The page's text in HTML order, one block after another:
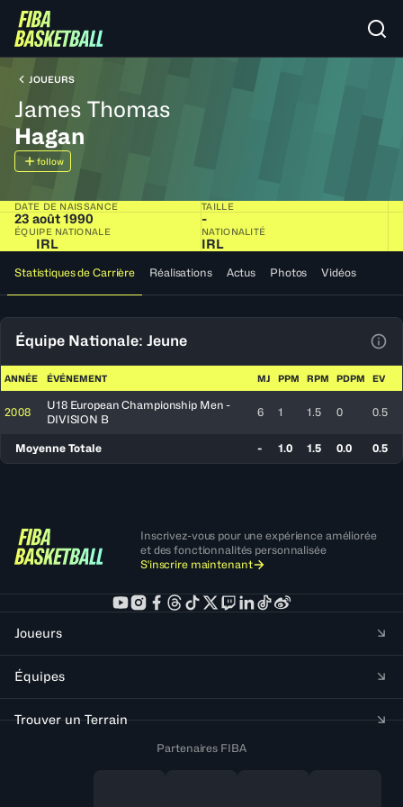
JOUEURS
James Thomas
Hagan
follow
DATE DE NAISSANCE
23 août 1990
TAILLE
-
ÉQUIPE NATIONALE
IRL
NATIONALITÉ
IRL
Statistiques de Carrière Réalisations Actus Photos Vidéos
Équipe Nationale: Jeune
ANNÉE ÉVÉNEMENT MJ PPM RPM PDPM EV
2008
U18 European Championship Men -
DIVISION B
6 1 1.5 0 0.5
Moyenne Totale - 1.0 1.5 0.0 0.5
Inscrivez-vous pour une expérience améliorée
et des fonctionnalités personnalisée
S'inscrire maintenant
Joueurs
Équipes
Trouver un Terrain
Partenaires FIBA